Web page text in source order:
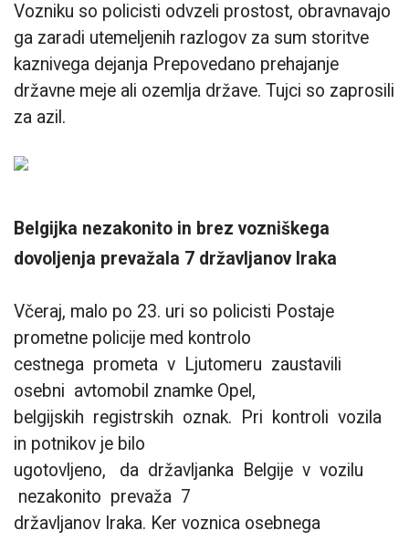
Vozniku so policisti odvzeli prostost, obravnavajo
ga zaradi utemeljenih razlogov za sum storitve
kaznivega dejanja Prepovedano prehajanje
državne meje ali ozemlja države. Tujci so zaprosili
za azil.
Belgijka nezakonito in brez vozniškega
dovoljenja prevažala 7 državljanov Iraka
Včeraj, malo po 23. uri so policisti Postaje
prometne policije med kontrolo
cestnega prometa v Ljutomeru zaustavili
osebni avtomobil znamke Opel,
belgijskih registrskih oznak. Pri kontroli vozila
in potnikov je bilo
ugotovljeno, da državljanka Belgije v vozilu
nezakonito prevaža 7
državljanov Iraka. Ker voznica osebnega